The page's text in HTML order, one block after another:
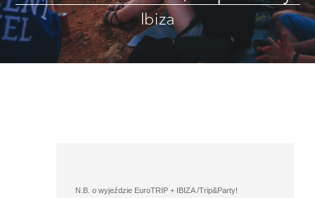
Ibiza
N.B. o wyjeździe EuroTRIP + IBIZA /Trip&Party!